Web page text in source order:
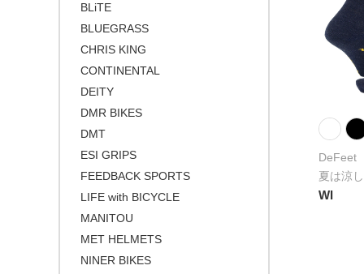
DeFeet
夏は涼
WI
BLiTE
BLUEGRASS
CHRIS KING
CONTINENTAL
DEITY
DMR BIKES
DMT
ESI GRIPS
FEEDBACK SPORTS
LIFE with BICYCLE
MANITOU
MET HELMETS
NINER BIKES